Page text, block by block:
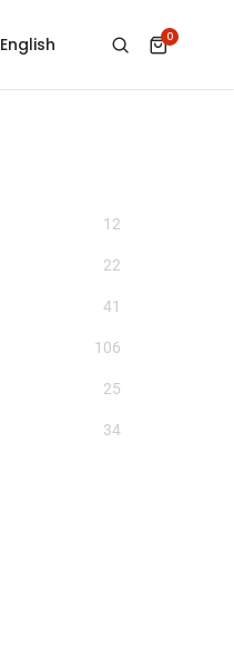
English 0
12
22
41
106
25
34